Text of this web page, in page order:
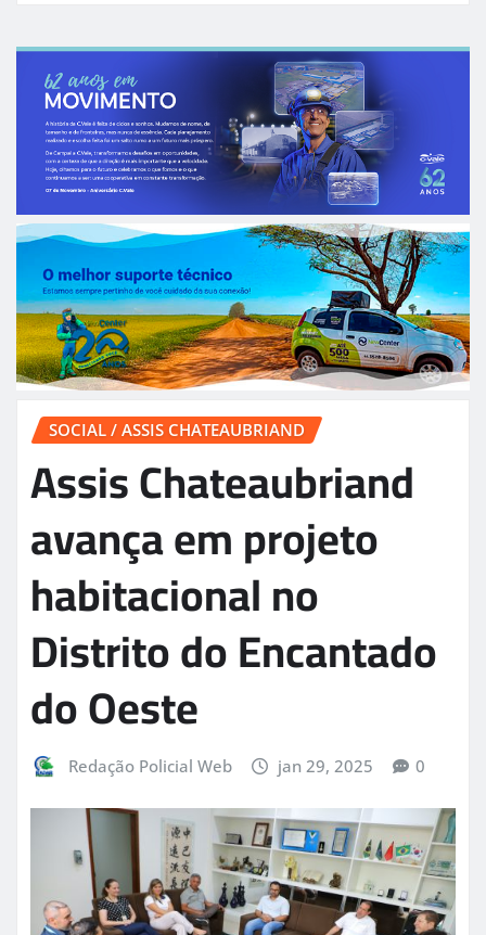
SOCIAL / ASSIS CHATEAUBRIAND
Assis Chateaubriand
avança em projeto
habitacional no
Distrito do Encantado
do Oeste
Redação Policial Web jan 29, 2025 0